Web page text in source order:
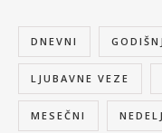
DNEVNI
LJUBAVNE VEZE
MESEČNI